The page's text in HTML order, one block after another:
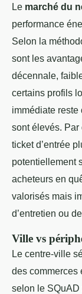
Le marché du
performance
Selon la
sont les
décennale,
certains profils
immédiate reste
sont élevés. Par
ticket d’entrée
potentiellement
acheteurs en
valorisés mais
d’entretien ou
Ville vs
Le centre-ville
des commerces
selon le SQuAD